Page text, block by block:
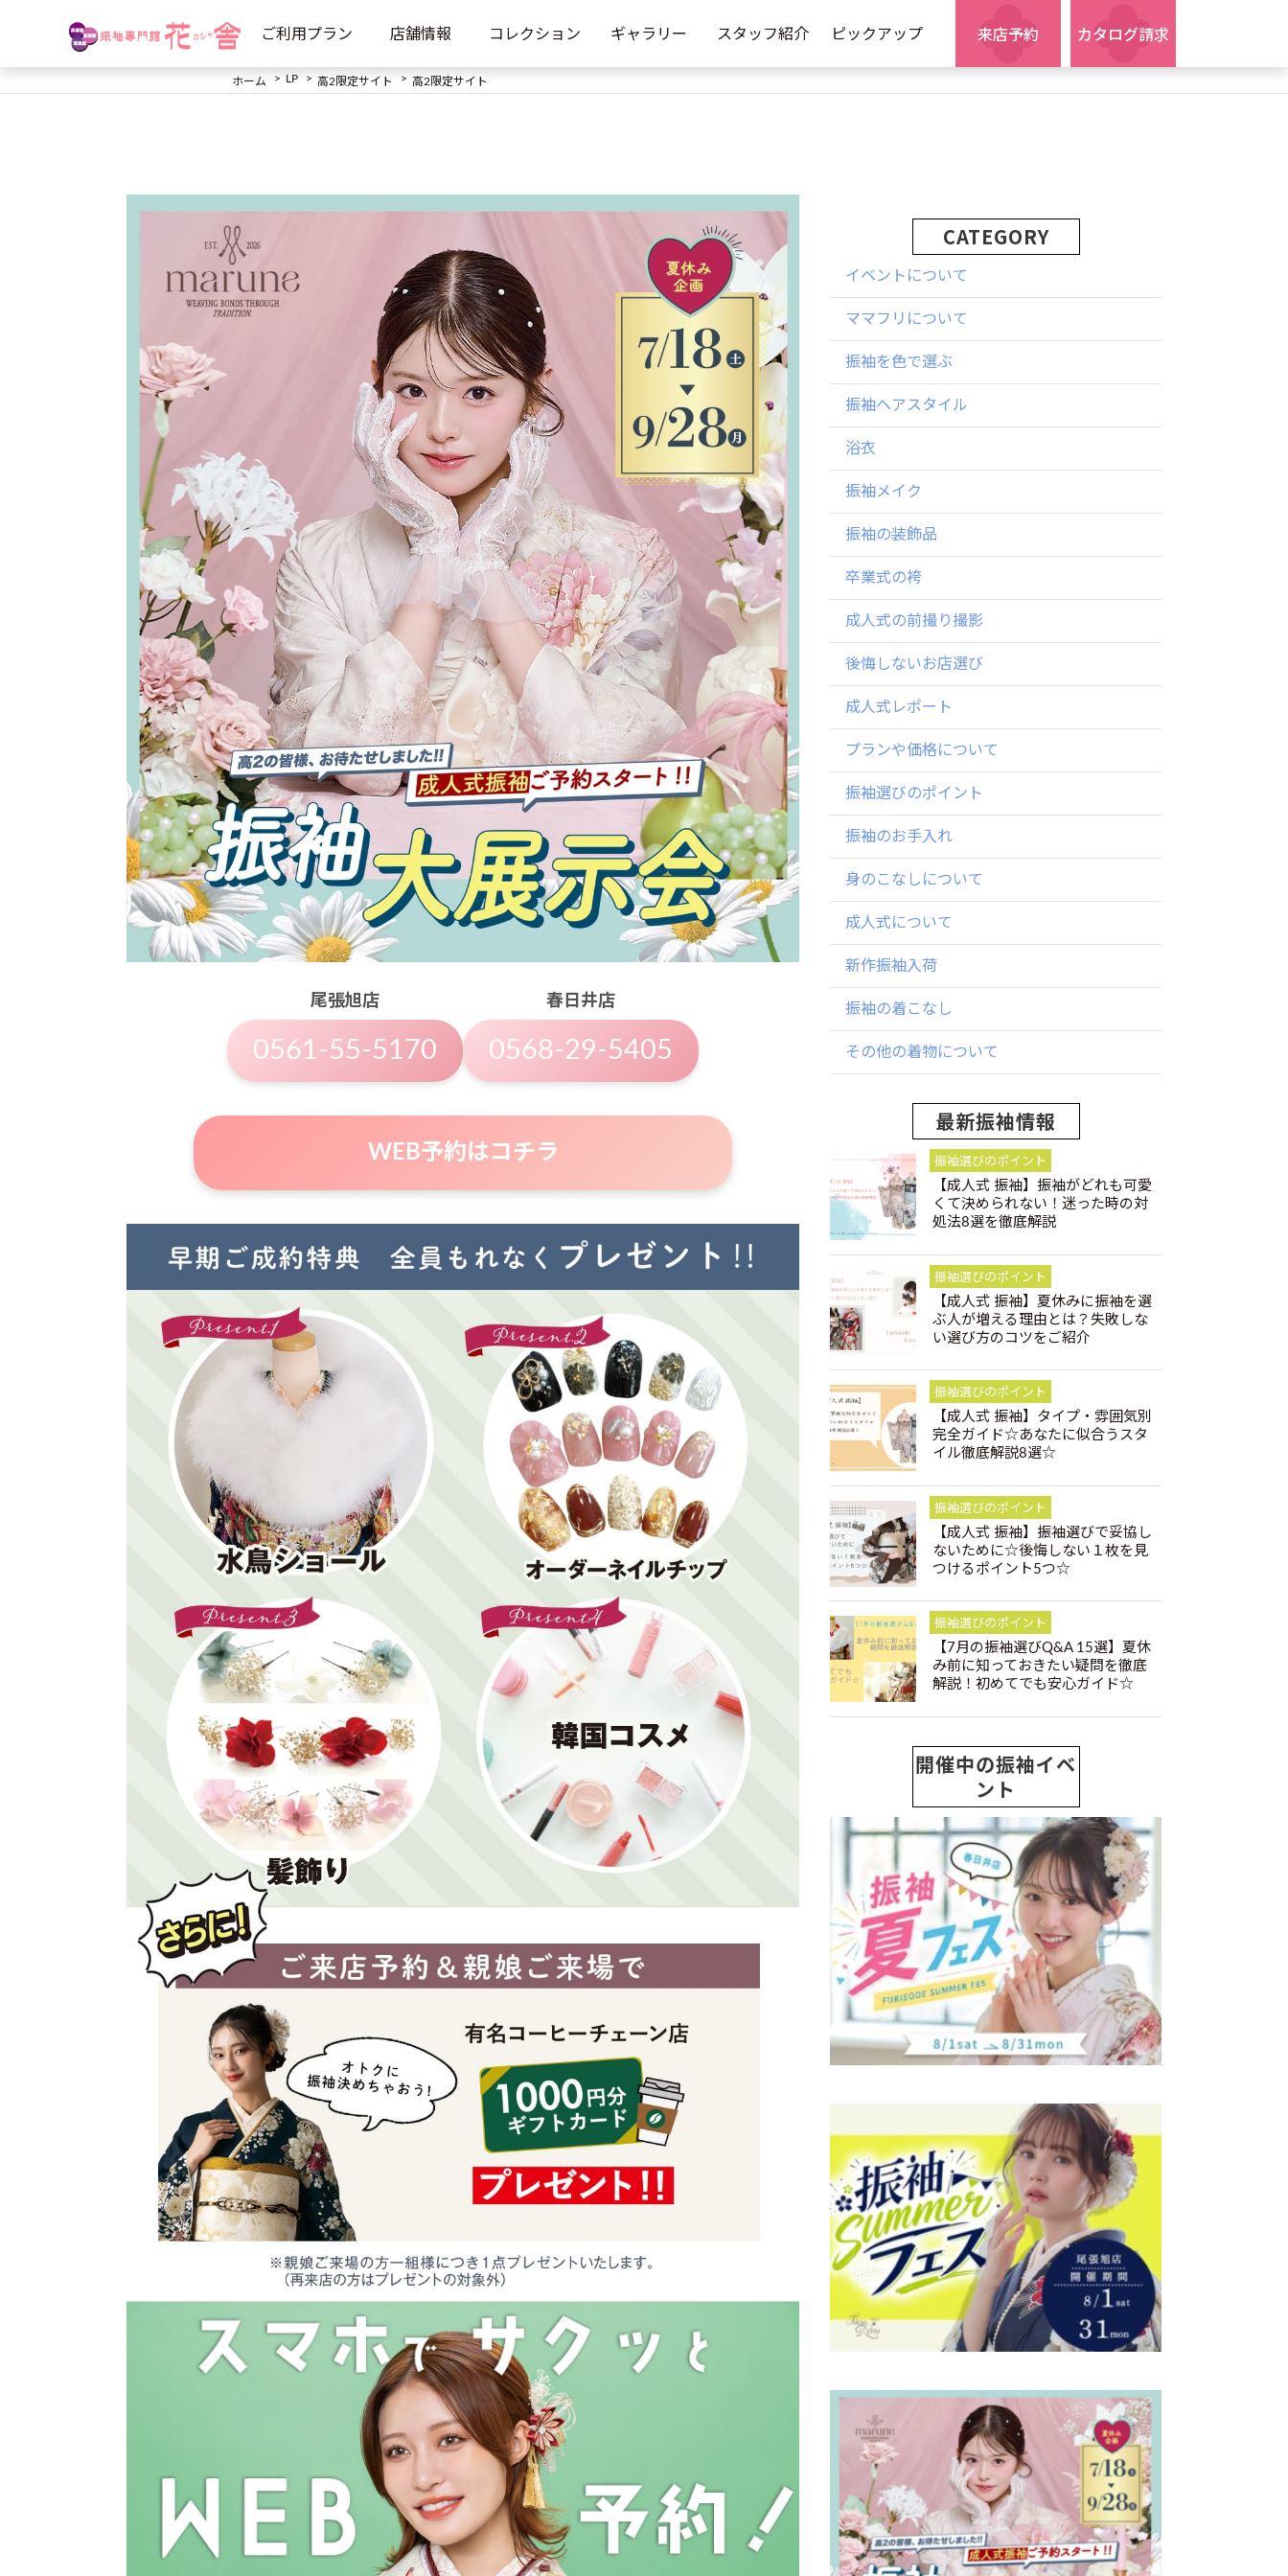
ご利用プラン 店舗情報 コレクション ギャラリー スタッフ紹介 ピックアップ 来店予約 カタログ請求
ホーム LP 高2限定サイト 高2限定サイト
尾張旭店
0561-55-5170
春日井店
0568-29-5405
WEB予約はコチラ
CATEGORY
イベントについて
ママフリについて
振袖を色で選ぶ
振袖ヘアスタイル
浴衣
振袖メイク
振袖の装飾品
卒業式の袴
成人式の前撮り撮影
後悔しないお店選び
成人式レポート
プランや価格について
振袖選びのポイント
振袖のお手入れ
身のこなしについて
成人式について
新作振袖入荷
振袖の着こなし
その他の着物について
最新振袖情報
振袖選びのポイント
【成人式 振袖】振袖がどれも可愛
くて決められない！迷った時の対
処法8選を徹底解説
振袖選びのポイント
【成人式 振袖】夏休みに振袖を選
ぶ人が増える理由とは？失敗しな
い選び方のコツをご紹介
振袖選びのポイント
【成人式 振袖】タイプ・雰囲気別
完全ガイド☆あなたに似合うスタ
イル徹底解説8選☆
振袖選びのポイント
【成人式 振袖】振袖選びで妥協し
ないために☆後悔しない１枚を見
つけるポイント5つ☆
振袖選びのポイント
【7月の振袖選びQ&A 15選】夏休
み前に知っておきたい疑問を徹底
解説！初めてでも安心ガイド☆
開催中の振袖イベ
ント